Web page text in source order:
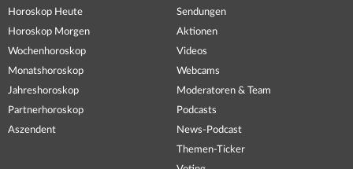
Horoskop Heute
Horoskop Morgen
Wochenhoroskop
Monatshoroskop
Jahreshoroskop
Partnerhoroskop
Aszendent
Sendungen
Aktionen
Videos
Webcams
Moderatoren & Team
Podcasts
News-Podcast
Themen-Ticker